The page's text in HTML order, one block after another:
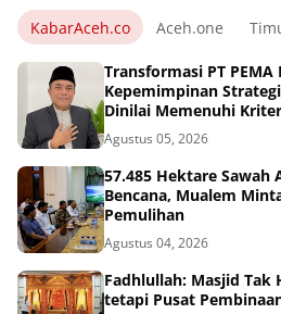
KabarAceh.co Aceh.one
Transformasi PT
Kepemimpinan
Dinilai Memenuhi
Agustus 05, 2026
57.485 Hektare Sawah
Bencana, Mualem
Pemulihan
Agustus 04, 2026
Fadhlullah: Masjid Tak
tetapi Pusat